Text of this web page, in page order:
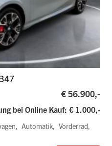
€ 56.900,-
bei Online Kauf: € 1.000,-
Automatik
Vorderrad